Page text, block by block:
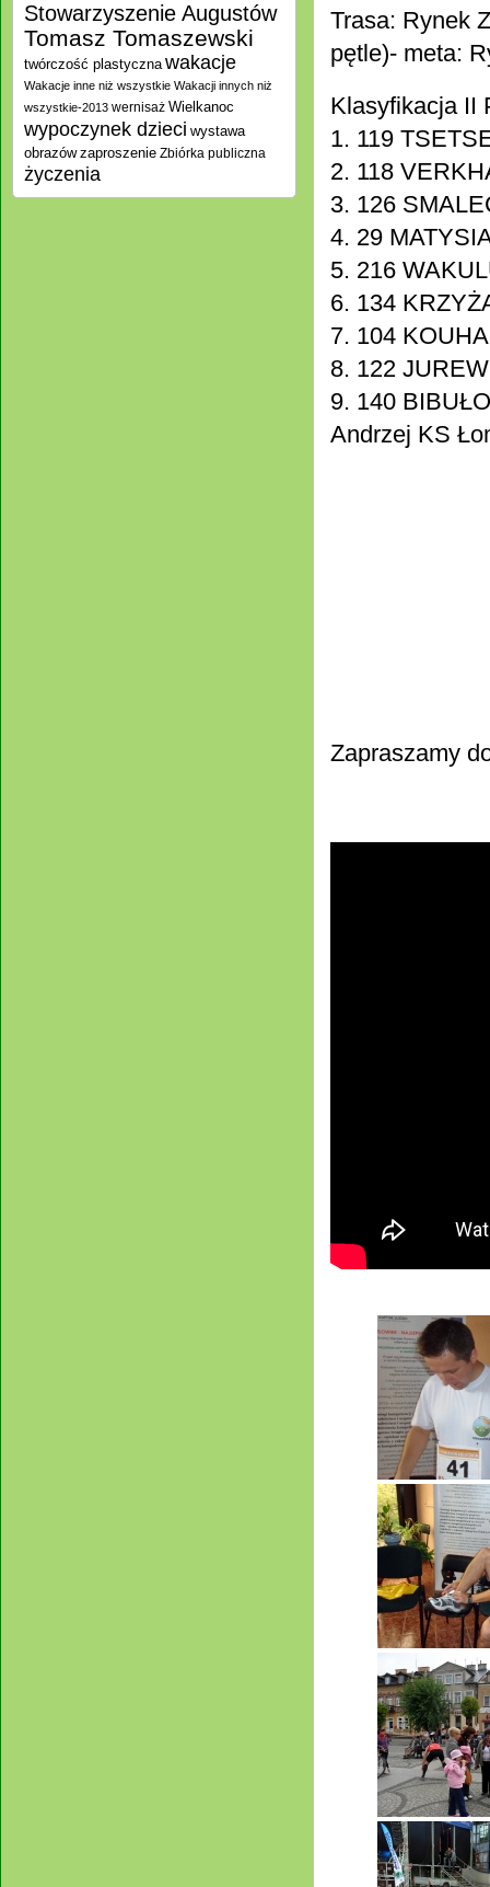
Trasa: Rynek
pętle)- meta:
Klasyfikacja II
1. 119
2. 118
3. 126
4. 29
5. 216
6. 134
7. 104
8. 122
9. 140
Andrzej KS
Zapraszamy
Stowarzyszenie Augustów
Tomasz Tomaszewski
twórczość plastyczna wakacje
Wakacje inne niż wszystkie Wakacji innych niż
wszystkie-2013 wernisaż Wielkanoc
wypoczynek dzieci wystawa
obrazów zaproszenie Zbiórka publiczna
życzenia